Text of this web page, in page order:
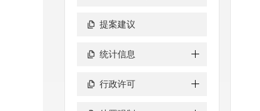
提案建议
统计信息
行政许可